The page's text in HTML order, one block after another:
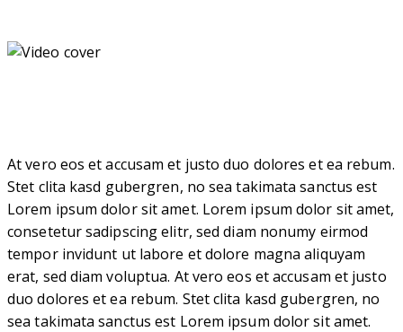
At vero eos et accusam et justo duo dolores et ea rebum.
Stet clita kasd gubergren, no sea takimata sanctus est
Lorem ipsum dolor sit amet. Lorem ipsum dolor sit amet,
consetetur sadipscing elitr, sed diam nonumy eirmod
tempor invidunt ut labore et dolore magna aliquyam
erat, sed diam voluptua. At vero eos et accusam et justo
duo dolores et ea rebum. Stet clita kasd gubergren, no
sea takimata sanctus est Lorem ipsum dolor sit amet.